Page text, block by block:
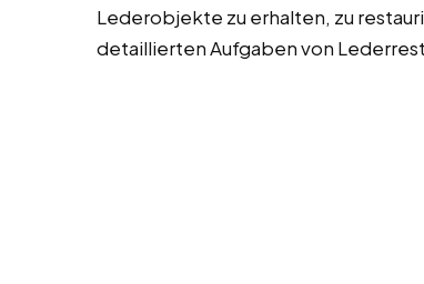
Lederobjekte zu erhalten, zu
detaillierten Aufgaben von